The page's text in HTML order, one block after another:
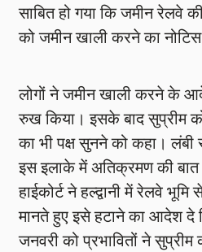
साबित हो गया कि जमीन रेलवे
को जमीन खाली करने का नोटिस
लोगों ने जमीन खाली करने के
रुख किया। इसके बाद सुप्रीम
का भी पक्ष सुनने को कहा। लंबी
इस इलाके में अतिक्रमण की बात
हाईकोर्ट ने हल्द्वानी में रेलवे
मानते हुए इसे हटाने का आदेश दे
जनवरी को प्रभावितों ने सुप्रीम